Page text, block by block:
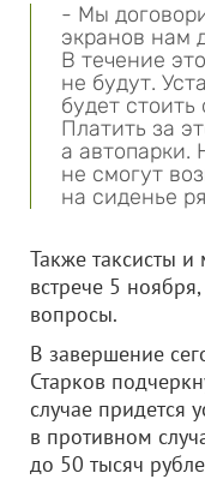
- Мы
экранов нам
В течение
не будут.
будет стоить
Платить за
а автопарки.
не смогут
на сиденье
Также таксисты
встрече 5
вопросы.
В завершение
Старков
случае придется
в противном
до 50 тысяч